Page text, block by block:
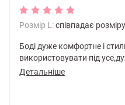
Розмір L:співпадає розміру
Боді дуже комфортне і
використовувати під
Детальніше